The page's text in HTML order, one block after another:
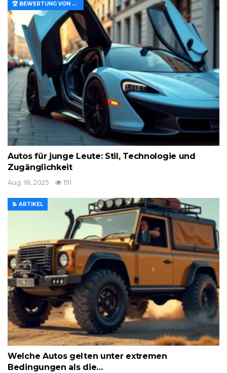
🏆 BEWERTUNG VON MERKMALEN UND WERT
Autos für junge Leute: Stil, Technologie und
Zugänglichkeit
Aug. 18, 2025 191
📝 ARTIKEL
Welche Autos gelten unter extremen
Bedingungen als die…